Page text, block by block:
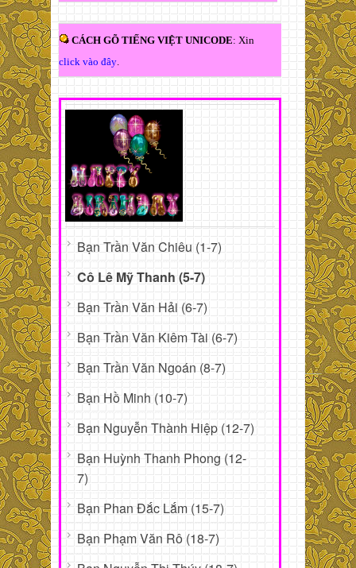
CÁCH GÕ TIẾNG VIỆT UNICODE: Xin
click vào đây.
Bạn Trần Văn Chiêu (1-7)
Cô Lê Mỹ Thanh (5-7)
Bạn Trần Văn Hải (6-7)
Bạn Trần Văn Kiêm Tài (6-7)
Bạn Trần Văn Ngoán (8-7)
Bạn Hồ Minh (10-7)
Bạn Nguyễn Thành Hiệp (12-7)
Bạn Huỳnh Thanh Phong (12-
7)
Bạn Phan Đắc Lắm (15-7)
Bạn Phạm Văn Rô (18-7)